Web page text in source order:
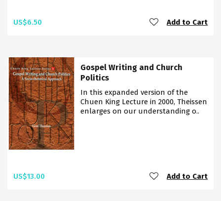
US$6.50 Add to Cart
Gospel Writing and Church
Politics
In this expanded version of the
Chuen King Lecture in 2000, Theissen
enlarges on our understanding o..
US$13.00 Add to Cart